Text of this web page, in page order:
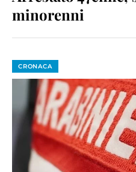
minorenni
CRONACA